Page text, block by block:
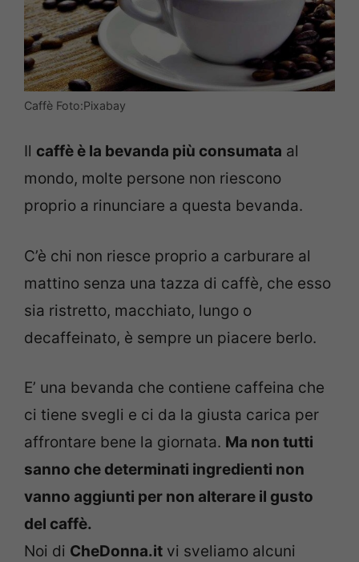
Caffè Foto:Pixabay
Il caffè è la bevanda più consumata al
mondo, molte persone non riescono
proprio a rinunciare a questa bevanda.
C’è chi non riesce proprio a carburare al
mattino senza una tazza di caffè, che esso
sia ristretto, macchiato, lungo o
decaffeinato, è sempre un piacere berlo.
E’ una bevanda che contiene caffeina che
ci tiene svegli e ci da la giusta carica per
affrontare bene la giornata. Ma non tutti
sanno che determinati ingredienti non
vanno aggiunti per non alterare il gusto
del caffè.
Noi di CheDonna.it vi sveliamo alcuni